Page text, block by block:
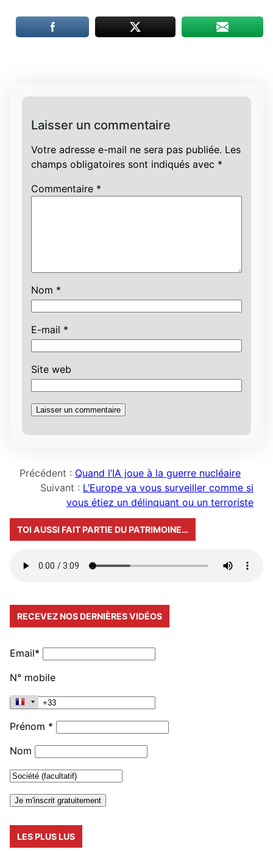
Laisser un commentaire
Votre adresse e-mail ne sera pas publiée. Les
champs obligatoires sont indiqués avec *
Commentaire *
Nom *
E-mail *
Site web
Précédent : Quand l’IA joue à la guerre nucléaire
Suivant : L’Europe va vous surveiller comme si
vous étiez un délinquant ou un terroriste
TOI AUSSI FAIT PARTIE DU PATRIMOINE…
RECEVEZ NOS DERNIÈRES VIDÉOS
Email*
N° mobile
Prénom *
Nom
LES PLUS LUS